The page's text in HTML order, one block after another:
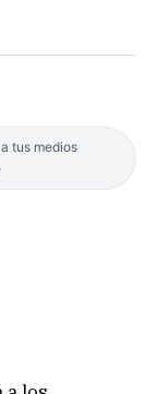
tus medios